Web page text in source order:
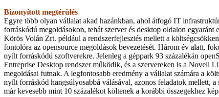
Bizonyított megtérülés
Egyre több olyan vállalat akad hazánkban, ahol átfogó IT
forráskódú megoldásokon, tehát szerver és desktop oldalon egyaránt
Körös Volán Zrt. például a rendszerfejlesztés mellett a
fontolóra az opensource megoldások bevezetését. Három év alatt,
nyílt forráskódú szoftverekre. Jelenleg a géppark 93 százalékán
Entreprise Desktop rendszer működik, és a szervereken is a Novell
megoldásai futnak. A legfontosabb eredmény a vállalat számára a
nyílt forráskód hangsúlyosabbá válásával, azonos feladatok mellett,
már kevesebb mint 10 százalékot költenek a korábbi összegekhez